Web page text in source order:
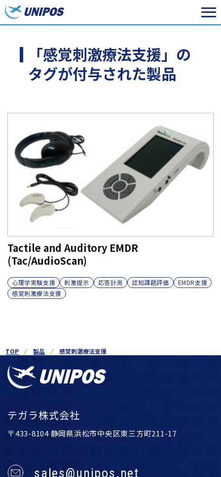
「感覚刺激療法支援」の
タグが付与された製品
Tactile and Auditory EMDR
(Tac/AudioScan)
心理学実験支援 刺激提示 応答計測 認知課題評価
EMDR支援
感覚刺激療法支援
TOP 製品 感覚刺激療法支援
テガラ株式会社
〒433-8104 静岡県浜松市中央区東三方町211-17
sales@unipos.net